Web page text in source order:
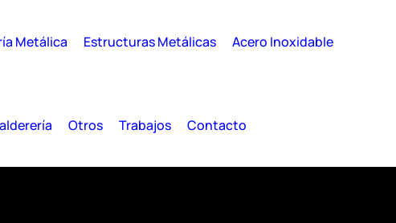
Metálica Estructuras Metálicas Acero Inoxidable
Otros Trabajos Contacto